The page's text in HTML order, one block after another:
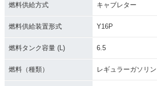
燃料供給方式 キャブレター
燃料供給装置形式 Y16P
燃料タンク容量 (L) 6.5
燃料（種類） レギュラーガソリン